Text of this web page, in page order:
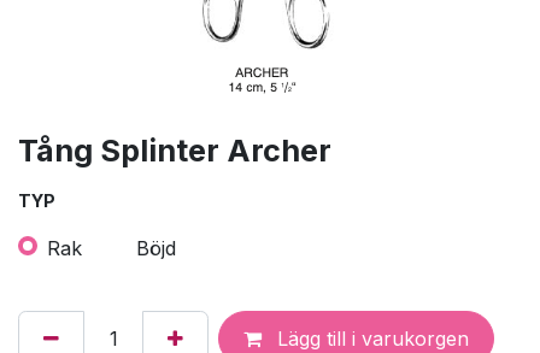
Tång Splinter Archer
TYP
Rak Böjd
Lägg till i varukorgen